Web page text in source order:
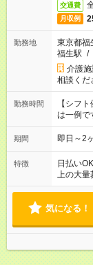
交通費
月収例
勤務地
東京都福
福生駅 /
介護
相談くだ
勤務時間
【シフ
は一例で
期間 即日～2
特徴 日払いOK
上の大量
気になる！